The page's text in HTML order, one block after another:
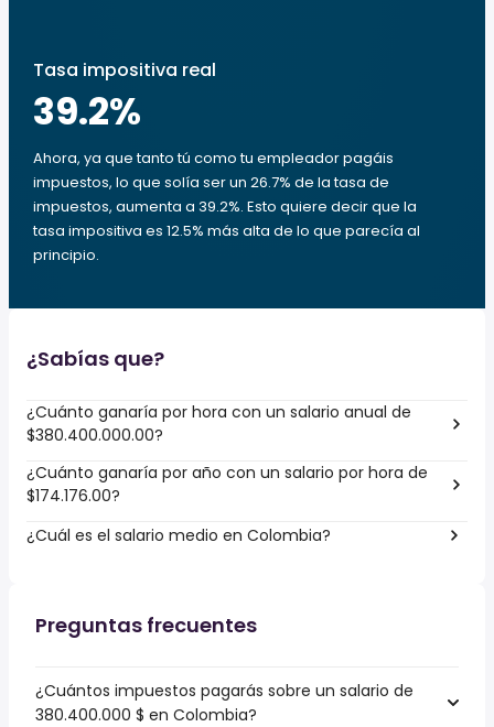
Tasa impositiva real
39.2%
Ahora, ya que tanto tú como tu empleador pagáis
impuestos, lo que solía ser un 26.7% de la tasa de
impuestos, aumenta a 39.2%. Esto quiere decir que la
tasa impositiva es 12.5% más alta de lo que parecía al
principio.
¿Sabías que?
¿Cuánto ganaría por hora con un salario anual de
$380.400.000.00?
¿Cuánto ganaría por año con un salario por hora de
$174.176.00?
¿Cuál es el salario medio en Colombia?
Preguntas frecuentes
¿Cuántos impuestos pagarás sobre un salario de
380.400.000 $ en Colombia?